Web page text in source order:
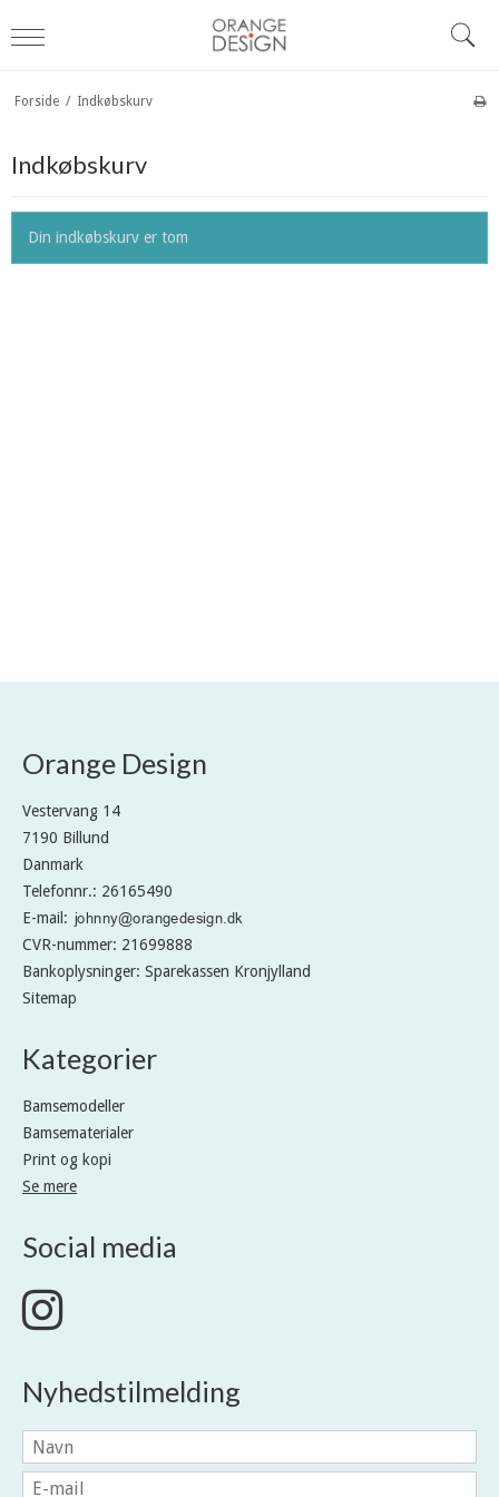
Forside / Indkøbskurv
Indkøbskurv
Din indkøbskurv er tom
Orange Design
Vestervang 14
7190 Billund
Danmark
Telefonnr.: 26165490
E-mail :
CVR-nummer: 21699888
Bankoplysninger: Sparekassen Kronjylland
Sitemap
Kategorier
Bamsemodeller
Bamsematerialer
Print og kopi
Se mere
Social media
Nyhedstilmelding